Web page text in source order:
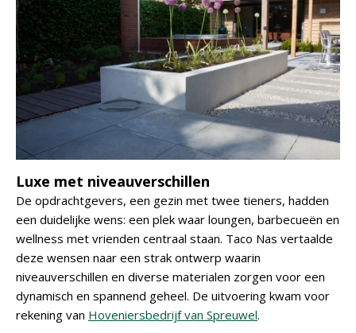
Luxe met niveauverschillen
De opdrachtgevers, een gezin met twee tieners, hadden
een duidelijke wens: een plek waar loungen, barbecueën en
wellness met vrienden centraal staan. Taco Nas vertaalde
deze wensen naar een strak ontwerp waarin
niveauverschillen en diverse materialen zorgen voor een
dynamisch en spannend geheel. De uitvoering kwam voor
rekening van Hoveniersbedrijf van Spreuwel.